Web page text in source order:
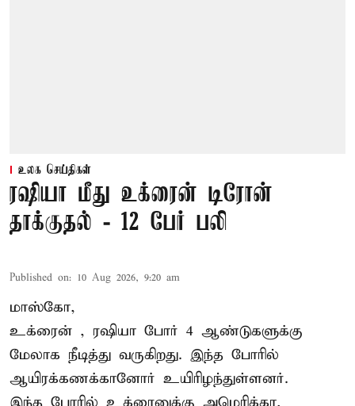
உலக செய்திகள்
ரஷியா மீது உக்ரைன் டிரோன்
தாக்குதல் - 12 பேர் பலி
Published on: 10 Aug 2026, 9:20 am
மாஸ்கோ,
உக்ரைன் , ரஷியா போர் 4 ஆண்டுகளுக்கு
மேலாக நீடித்து வருகிறது. இந்த போரில்
ஆயிரக்கணக்கானோர் உயிரிழந்துள்ளனர்.
இந்த போரில் உக்ரைனுக்கு அமெரிக்கா,